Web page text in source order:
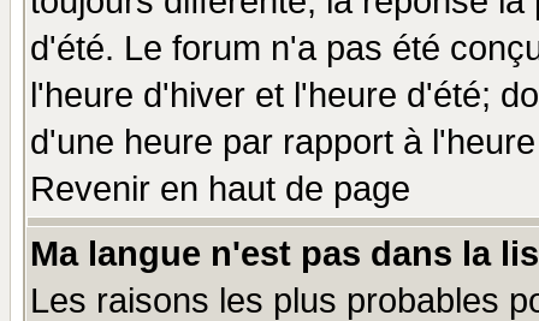
d'été. Le forum n'a pas été
l'heure d'hiver et l'heure d'été;
d'une heure par rapport à
Revenir en haut de page
Ma langue n'est pas dans la
Les raisons les plus probables